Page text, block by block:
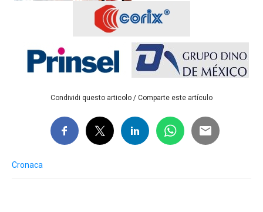
Condividi questo articolo / Comparte este artículo
Cronaca